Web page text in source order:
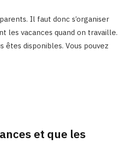
Il faut donc s’organiser
les vacances quand on travaille.
êtes disponibles. Vous pouvez
et que les